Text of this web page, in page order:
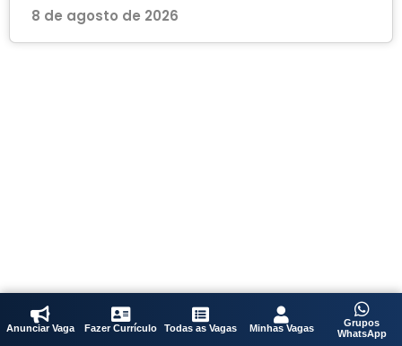
8 de agosto de 2026
Anunciar Vaga Fazer Currículo Todas as Vagas Minhas Vagas
Grupos
WhatsApp